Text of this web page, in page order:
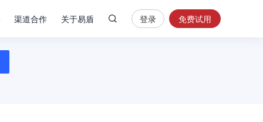
渠道合作 关于易盾 登录 免费试用